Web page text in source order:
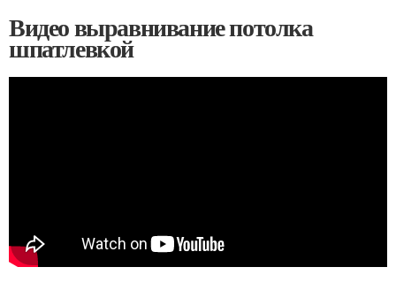
Видео выравнивание потолка
шпатлевкой